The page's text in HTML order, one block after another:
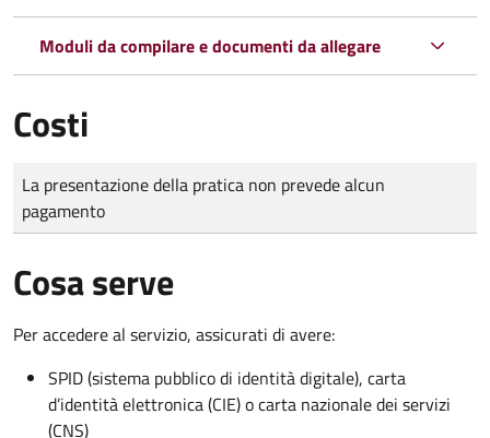
Moduli da compilare e documenti da allegare
Costi
Tipo di pagamento
Importo
La presentazione della pratica non prevede alcun
pagamento
Cosa serve
Per accedere al servizio, assicurati di avere:
SPID (sistema pubblico di identità digitale), carta
d’identità elettronica (CIE) o carta nazionale dei servizi
(CNS)